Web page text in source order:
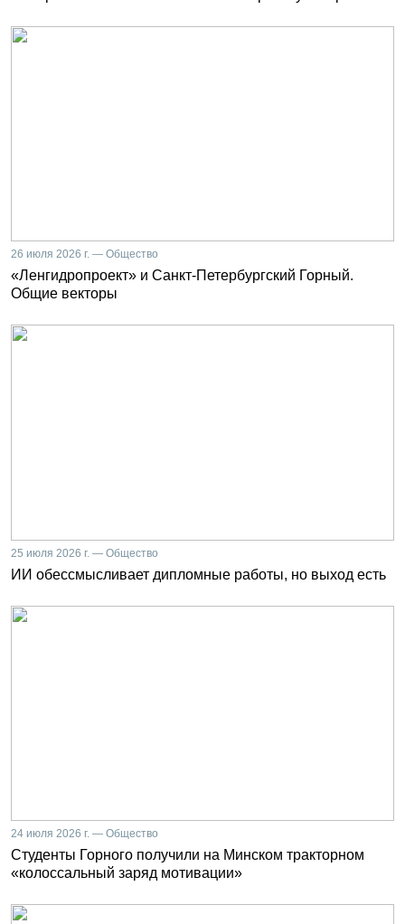
26 июля 2026 г. — Общество
«Ленгидропроект» и Санкт-Петербургский Горный.
Общие векторы
25 июля 2026 г. — Общество
ИИ обессмысливает дипломные работы, но выход есть
24 июля 2026 г. — Общество
Студенты Горного получили на Минском тракторном
«колоссальный заряд мотивации»